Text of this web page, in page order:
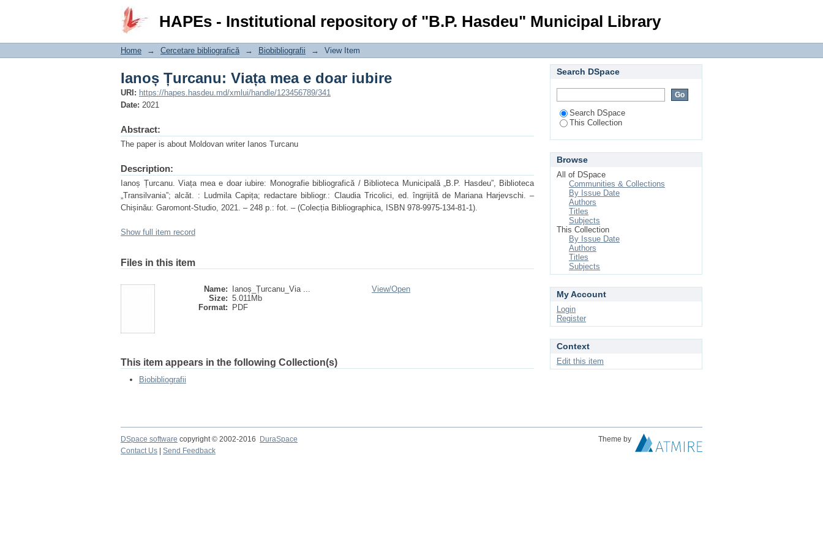
HAPEs - Institutional repository of "B.P. Hasdeu" Municipal Library
Ianoș Țurcanu: Viața mea e doar iubire
Home → Cercetare bibliografică → Biobibliografii → View Item
Ianoș Țurcanu: Viața mea e doar iubire
URI: https://hapes.hasdeu.md/xmlui/handle/123456789/341
Date: 2021
Abstract:
The paper is about Moldovan writer Ianos Turcanu
Description:
Ianoș Țurcanu. Viața mea e doar iubire: Monografie bibliografică / Biblioteca Municipală „B.P. Hasdeu”, Biblioteca
„Transilvania”; alcăt. : Ludmila Capița; redactare bibliogr.: Claudia Tricolici, ed. îngrijită de Mariana Harjevschi. –
Chișinău: Garomont-Studio, 2021. – 248 p.: fot. – (Colecția Bibliographica, ISBN 978-9975-134-81-1).
Show full item record
Files in this item
Name:
Ianoș_Țurcanu_Via ...
Size: 5.011Mb
Format:
PDF
View/Open
This item appears in the following Collection(s)
Biobibliografii
Search DSpace
Search DSpace
This Collection
Browse
All of DSpace
Communities & Collections
By Issue Date
Authors
Titles
Subjects
This Collection
By Issue Date
Authors
Titles
Subjects
My Account
Login
Register
Context
Edit this item
DSpace software copyright © 2002-2016 DuraSpace
Theme by
Contact Us
Send Feedback